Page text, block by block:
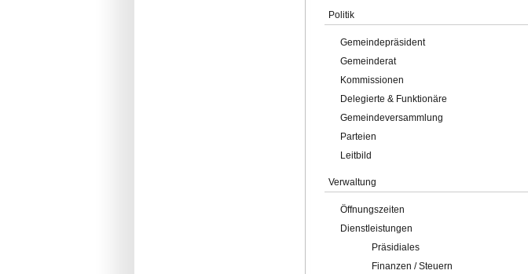
Politik
Gemeindepräsident
Gemeinderat
Kommissionen
Delegierte & Funktionäre
Gemeindeversammlung
Parteien
Leitbild
Verwaltung
Öffnungszeiten
Dienstleistungen
Präsidiales
Finanzen / Steuern